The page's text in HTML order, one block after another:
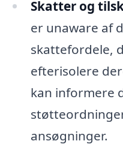
Skatter og
er unaware af
skattefordele,
efterisolere
kan informere
ansøgninger.